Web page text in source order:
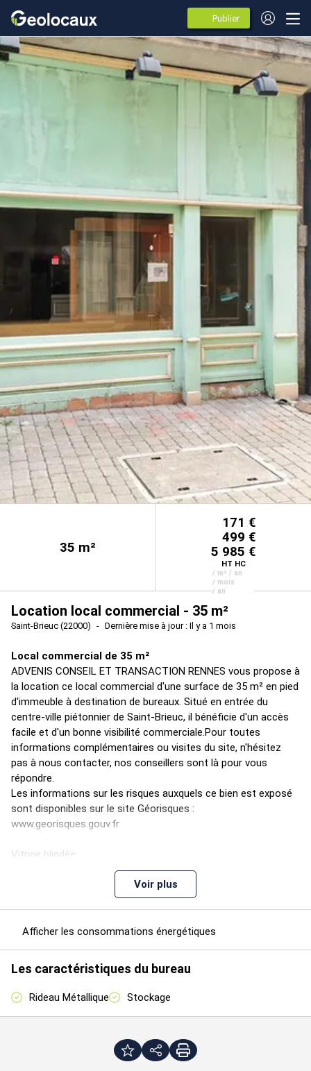
Publier
des
annonces
35 m²
171 €
499 €
5 985 €
HT HC
/ m² / an
/ mois
/ an
Location local commercial - 35 m²
Saint-Brieuc (22000) Dernière mise à jour : Il y a 1 mois
Local commercial de 35 m²
ADVENIS CONSEIL ET TRANSACTION RENNES vous propose à
la location ce local commercial d'une surface de 35 m² en pied
d'immeuble à destination de bureaux. Situé en entrée du
centre-ville piétonnier de Saint-Brieuc, il bénéficie d'un accès
facile et d'un bonne visibilité commerciale.Pour toutes
informations complémentaires ou visites du site, n'hésitez
pas à nous contacter, nos conseillers sont là pour vous
répondre.
Les informations sur les risques auxquels ce bien est exposé
sont disponibles sur le site Géorisques :
www.georisques.gouv.fr
Vitrine blindée
Sanitaires privatifs
Accessibilité :
Centre ville
Proximité toutes activités
Rue piétonne
Voir plus
Afficher les consommations énergétiques
Les caractéristiques du bureau
Rideau Métallique Stockage